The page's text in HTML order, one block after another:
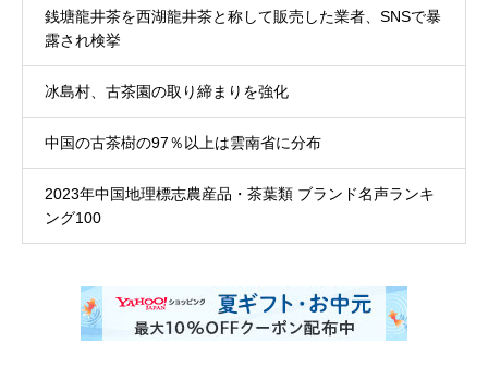
銭塘龍井茶を西湖龍井茶と称して販売した業者、SNSで暴
露され検挙
冰島村、古茶園の取り締まりを強化
中国の古茶樹の97％以上は雲南省に分布
2023年中国地理標志農産品・茶葉類 ブランド名声ランキ
ング100